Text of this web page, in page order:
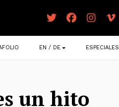
EN / DE ESPECIALES
un hito